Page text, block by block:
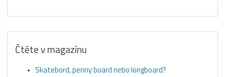
Čtěte v magazínu
Skatebord, penny board nebo longboard?